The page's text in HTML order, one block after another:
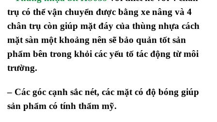
trụ có thể vận chuyển được bằng xe nâng và 4
chân trụ còn giúp mặt đáy của thùng nhựa cách
mặt sàn một khoảng nên sẽ bảo quản tốt sản
phẩm bên trong khỏi các yếu tố tác động từ môi
trường.
– Các góc cạnh sắc nét, các mặt có độ bóng giúp
sản phẩm có tính thẩm mỹ.